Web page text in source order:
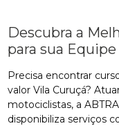
Descubra a
para sua Equipe
Precisa encontrar
valor Vila Curuçá?
motociclistas, a
disponibiliza serviços